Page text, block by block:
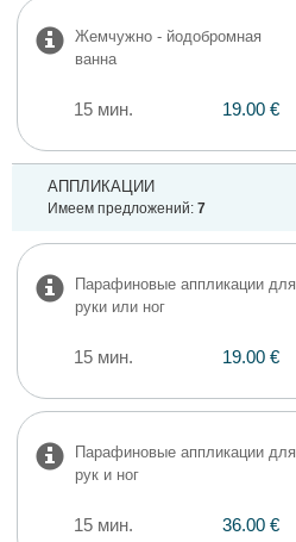
Жемчужно - йодобромная
ванна
15 мин. 19.00 €
АППЛИКАЦИИ
Имеем предложений: 7
Парафиновые аппликации для
руки или ног
15 мин. 19.00 €
Парафиновые аппликации для
рук и ног
15 мин. 36.00 €